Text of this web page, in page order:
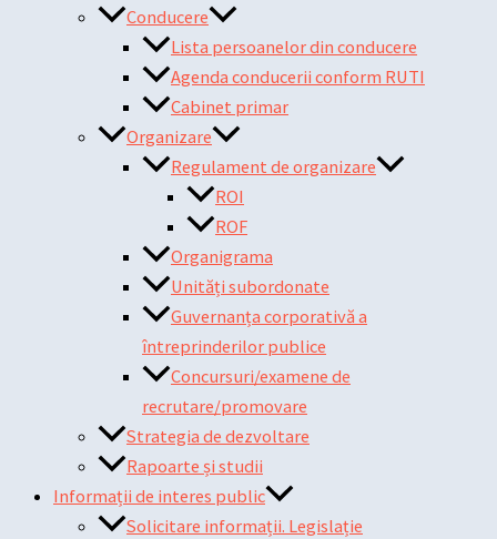
Conducere
Lista persoanelor din conducere
Agenda conducerii conform RUTI
Cabinet primar
Organizare
Regulament de organizare
ROI
ROF
Organigrama
Unități subordonate
Guvernanța corporativă a
întreprinderilor publice
Concursuri/examene de
recrutare/promovare
Strategia de dezvoltare
Rapoarte și studii
Informații de interes public
Solicitare informații. Legislație